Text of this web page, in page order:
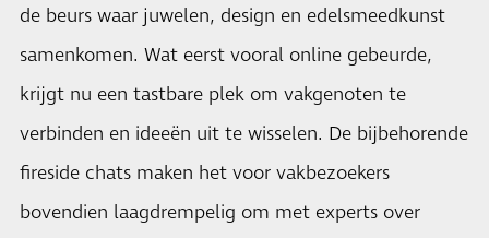
de beurs waar juwelen, design en edelsmeedkunst
samenkomen. Wat eerst vooral online gebeurde,
krijgt nu een tastbare plek om vakgenoten te
verbinden en ideeën uit te wisselen. De bijbehorende
fireside chats maken het voor vakbezoekers
bovendien laagdrempelig om met experts over